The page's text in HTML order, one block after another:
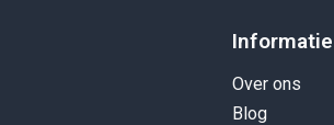
Informatie
Over ons
Blog